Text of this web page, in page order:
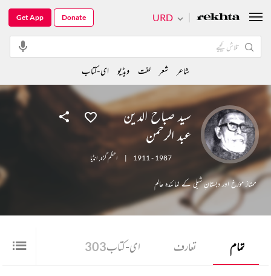
سید صباح الدین
عبد الرحمن
1911 - 1987
| اعظم گڑہ,انڈیا
ممتاز مؤرخ اور دبستانِ شبلی کے نمائندہ عالم
تمام تعارف ای-کتاب303
URD
Get App Donate
شاعر شعر لغت ویڈیو ای-کتاب